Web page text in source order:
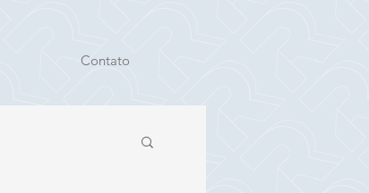
Contato